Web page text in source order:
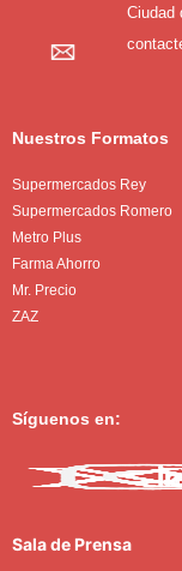
Ciudad
Nuestros Formatos
Supermercados Rey
Supermercados Romero
Metro Plus
Farma Ahorro
Mr. Precio
ZAZ
Síguenos en:
Sala de Prensa